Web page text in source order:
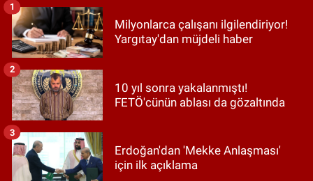
Milyonlarca çalışanı ilgilendiriyor!
Yargıtay'dan müjdeli haber
1
10 yıl sonra yakalanmıştı!
FETÖ'cünün ablası da gözaltında
2
Erdoğan'dan 'Mekke Anlaşması'
için ilk açıklama
3